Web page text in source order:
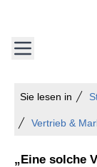
Sie lesen in
Vertrieb &
„Eine solche